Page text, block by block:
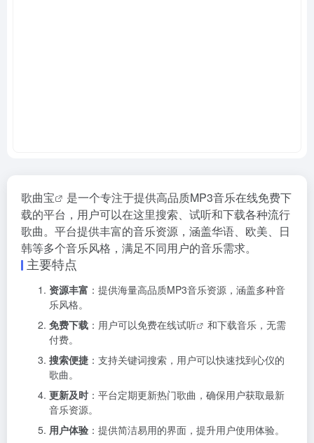
歌曲宝
是一个专注于提供高品质MP3音乐在线免费下
载的平台，用户可以在这里搜索、试听和下载各种流行
歌曲。平台提供丰富的音乐资源，涵盖华语、欧美、日
韩等多个音乐风格，满足不同用户的音乐需求。
主要特点
资源丰富 ：提供海量高品质MP3音乐资源，涵盖多种音
乐风格。
免费下载 ：用户可以免费在线试听
和下载音乐，无需
付费。
搜索便捷 ：支持关键词搜索，用户可以快速找到心仪的
歌曲。
更新及时 ：平台定期更新热门歌曲，确保用户获取最新
音乐资源。
用户体验 ：提供简洁易用的界面，提升用户使用体验。